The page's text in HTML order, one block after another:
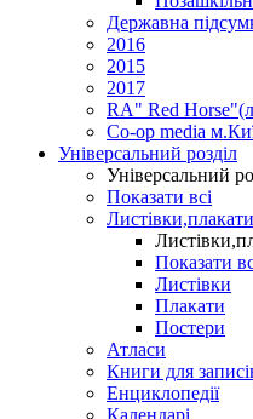
Державна
2016
2015
2017
RA" Red
Co-op media
Універсальний розділ
Універсальний
Показати всі
Показати
Листівки
Плакати
Постери
Атласи
Книги для
Енциклопедії
Календарі